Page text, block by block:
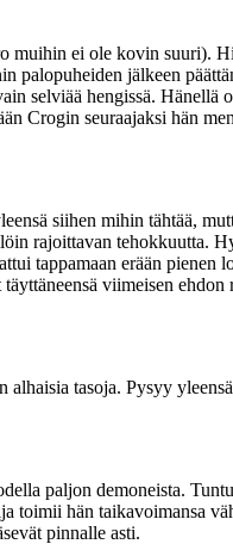
muihin ei ole kovin suuri).
palopuheiden jälkeen
selviää hengissä. Hänellä
Crogin seuraajaksi hän
siihen mihin tähtää,
rajoittavan tehokkuutta.
tappamaan erään pienen
viimeisen ehdon
tasoja. Pysyy
paljon demoneista.
toimii hän taikavoimansa
pinnalle asti.